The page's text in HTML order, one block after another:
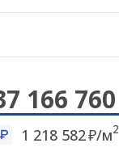
166 760
1 218 582 /м2